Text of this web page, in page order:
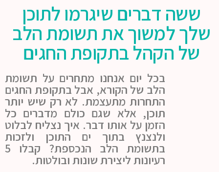
ששה דברים שיגרמו לתוכן
שלך למשוך את תשומת הלב
של הקהל בתקופת החגים
בכל יום אנחנו מתחרים על תשומת
הלב של הקורא, אבל בתקופת החגים
התחרות מתעצמת. לא רק שיש יותר
תוכן, אלא שגם כולם מדברים כל
הזמן על אותו דבר. איך נצליח לבלוט
ולנצנץ בתוך ים התוכן ולזכות
בתשומת הלב הנכספת? קבלו 5
רעיונות ליצירת שונות ובולטות.